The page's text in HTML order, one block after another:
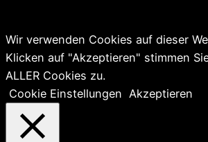
Wir verwenden Cookies auf dieser
Klicken auf "Akzeptieren" stimmen
ALLER Cookies zu.
Cookie Einstellungen Akzeptieren